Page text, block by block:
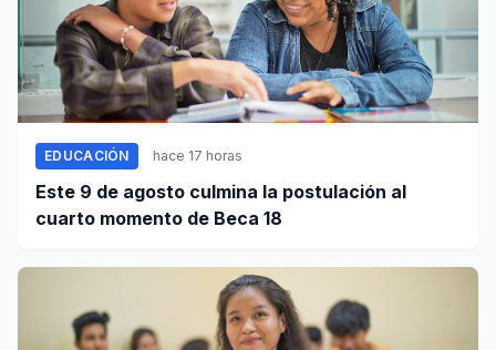
EDUCACIÓN hace 17 horas
Este 9 de agosto culmina la postulación al
cuarto momento de Beca 18